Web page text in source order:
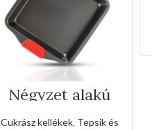
Négyzet alakú
tepsi szilikon
fogóval
Cukrász kellékek, Tepsik és